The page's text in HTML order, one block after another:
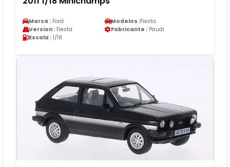
Marca : Ford Modelos :Fiesta
Version : Fiesta Fabricante : Paudi
Escala : 1/18